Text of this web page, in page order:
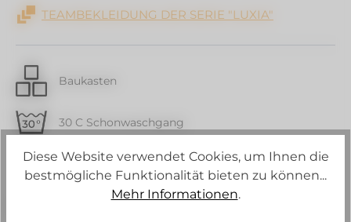
TEAMBEKLEIDUNG DER SERIE "LUXIA"
Baukasten
30 C Schonwaschgang
Strech
Diese Website verwendet Cookies, um Ihnen die
bestmögliche Funktionalität bieten zu können...
Mehr Informationen.